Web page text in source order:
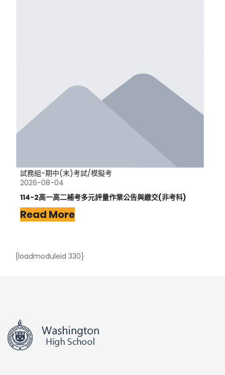
試務組-期中(末)考試/模擬考
2026-08-04
114-2高一高二補考多元評量作業公告與繳交(非考科)
Read More
{loadmoduleid 330}